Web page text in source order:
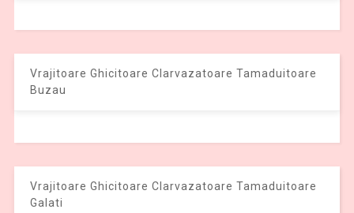
Vrajitoare Ghicitoare Clarvazatoare Tamaduitoare
Buzau
Vrajitoare Ghicitoare Clarvazatoare Tamaduitoare
Galati